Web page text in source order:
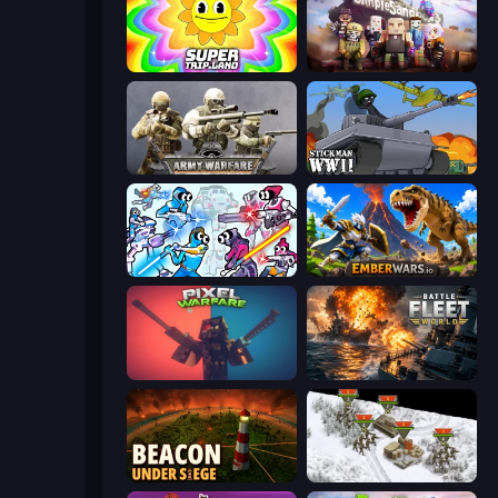
SuperTrip.Land Simple Sandbox 3
Army Warfare Stickman WW2
Space Wars Battleground EmberWars.io
Pixel Warfare Battle Fleet World
Beacon Under Siege 1941 Frozen Front